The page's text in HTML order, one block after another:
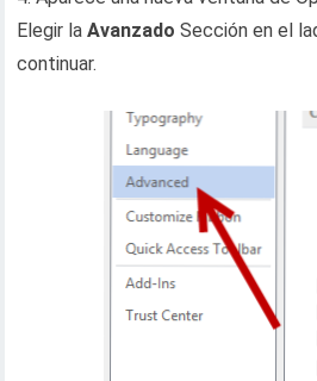
Elegir laAvanzado Sección en el
continuar.